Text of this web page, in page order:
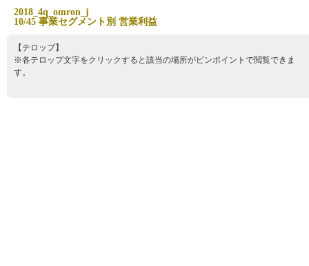
2018 4q omron j
10/45 事業セグメン ト別 営業利益
【テロップ】
※各テロップ文字をクリックすると該当の場所がピンポイントで閲覧できま
す。